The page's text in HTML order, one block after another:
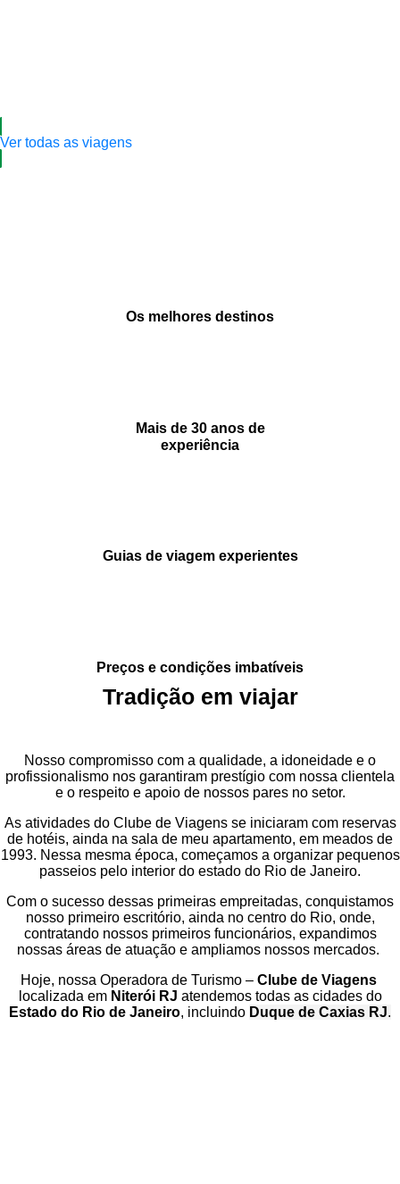
Ver todas as viagens
Os melhores destinos
Mais de 30 anos de
experiência
Guias de viagem experientes
Preços e condições imbatíveis
Tradição em viajar
Nosso compromisso com a qualidade, a idoneidade e o
profissionalismo nos garantiram prestígio com nossa clientela
e o respeito e apoio de nossos pares no setor.
As atividades do Clube de Viagens se iniciaram com reservas
de hotéis, ainda na sala de meu apartamento, em meados de
1993. Nessa mesma época, começamos a organizar pequenos
passeios pelo interior do estado do Rio de Janeiro.
Com o sucesso dessas primeiras empreitadas, conquistamos
nosso primeiro escritório, ainda no centro do Rio, onde,
contratando nossos primeiros funcionários, expandimos
nossas áreas de atuação e ampliamos nossos mercados.
Hoje, nossa Operadora de Turismo – Clube de Viagens
localizada em Niterói RJ atendemos todas as cidades do
Estado do Rio de Janeiro, incluindo Duque de Caxias RJ.